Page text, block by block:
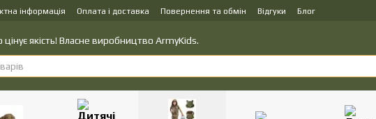
інформація Оплата і доставка Повернення та обмін Відгуки
Блог
продаж і доставку товарів
цінує якість! Власне виробництво ArmyKids.